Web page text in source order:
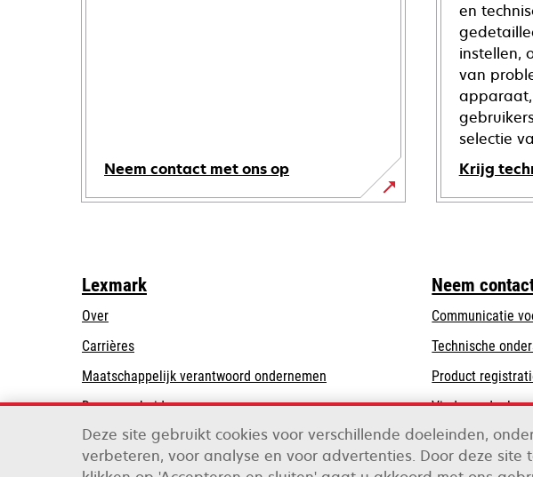
Neem contact met ons op
en
instellen,
van
selectie
Krijg
opens
tab
Lexmark
Over
Carrières
Maatschappelijk verantwoord ondernemen
new
tab
Duurzaamheid
Lexmark Partners
Neem
Communicatie
Technische
Product
Vind een dealer
Deze site gebruikt cookies voor verschillende doeleinden,
verbeteren, voor analyse en voor advertenties. Door deze